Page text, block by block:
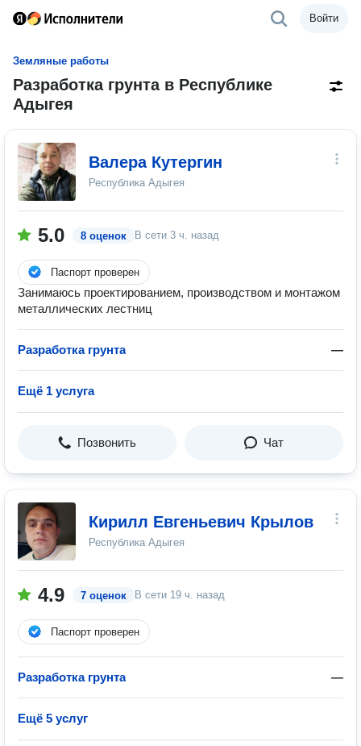
Войти
Земляные работы
Разработка грунта в Республике
Адыгея
Валера Кутергин
Республика Адыгея
5.0 8 оценок В сети 3 ч. назад
Паспорт проверен
Занимаюсь проектированием, производством и монтажом
металлических лестниц
Разработка грунта —
Ещё 1 услуга
Позвонить Чат
Кирилл Евгеньевич Крылов
Республика Адыгея
4.9 7 оценок В сети 19 ч. назад
Паспорт проверен
Разработка грунта —
Ещё 5 услуг